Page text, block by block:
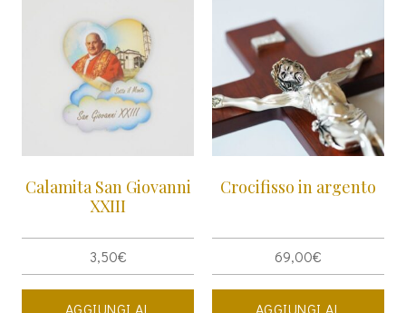
Calamita San Giovanni
XXIII
3,50€
AGGIUNGI AL
Crocifisso in argento
69,00€
AGGIUNGI AL